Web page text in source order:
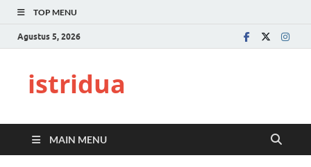
TOP MENU
Agustus 5, 2026
istridua
MAIN MENU